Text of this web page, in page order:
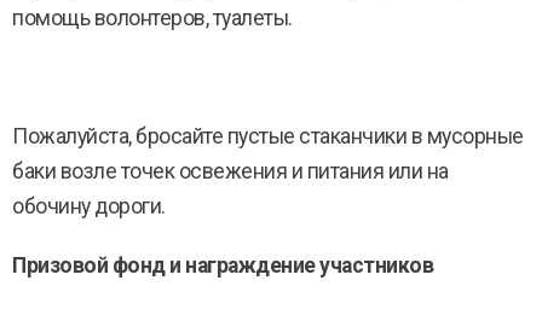
помощь волонтеров, туалеты.
Пожалуйста, бросайте пустые стаканчики в мусорные
баки возле точек освежения и питания или на
обочину дороги.
Призовой фонд и награждение участников